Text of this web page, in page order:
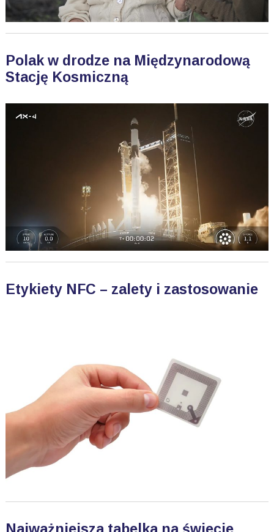
Polak w drodze na Międzynarodową
Stację Kosmiczną
Etykiety NFC – zalety i zastosowanie